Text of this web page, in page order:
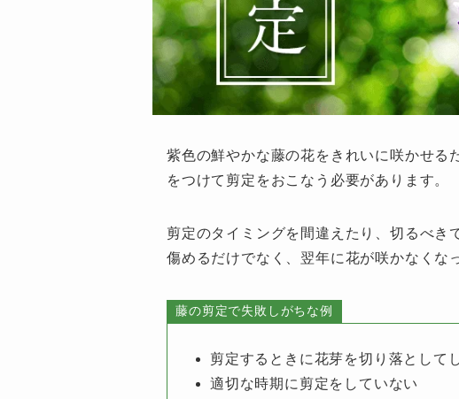
紫色の鮮やかな藤の花をきれいに咲かせる
をつけて剪定をおこなう必要があります。
剪定のタイミングを間違えたり、切るべき
傷めるだけでなく、翌年に花が咲かなくな
藤の剪定で失敗しがちな例
剪定するときに花芽を切り落として
適切な時期に剪定をしていない